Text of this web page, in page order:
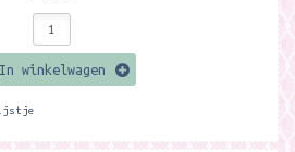
In winkelwagen